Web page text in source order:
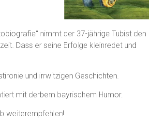
nimmt der 37-jährige Tubist den
Dass er seine Erfolge kleinredet und
und irrwitzigen Geschichten.
mit derbem bayrischem Humor.
weiterempfehlen!